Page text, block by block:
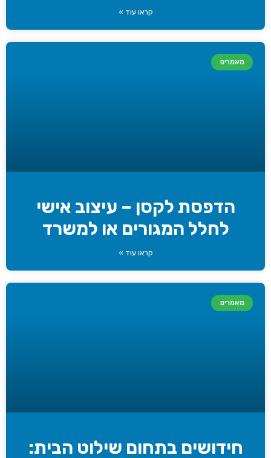
קראו עוד »
מאמרים
הדפסת לקסן – עיצוב אישי
לחלל המגורים או למשרד
קראו עוד »
מאמרים
חידושים בתחום שילוט הבית: